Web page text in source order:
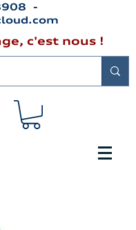
-
c'est nous !